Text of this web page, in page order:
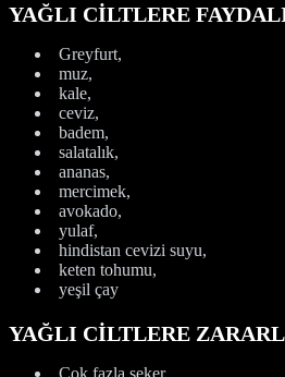
YAĞLI CİLTLERE
Greyfurt,
muz,
kale,
ceviz,
badem,
salatalık,
ananas,
mercimek,
avokado,
yulaf,
hindistan cevizi suyu,
keten tohumu,
yeşil çay
YAĞLI CİLTLERE
Çok fazla şeker,